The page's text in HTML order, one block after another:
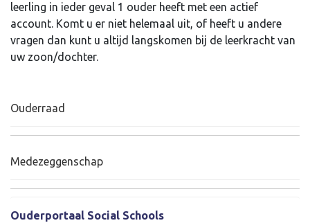
leerling in ieder geval 1 ouder heeft met een actief
account. Komt u er niet helemaal uit, of heeft u andere
vragen dan kunt u altijd langskomen bij de leerkracht van
uw zoon/dochter.
Ouderraad
Medezeggenschap
Ouderportaal Social Schools